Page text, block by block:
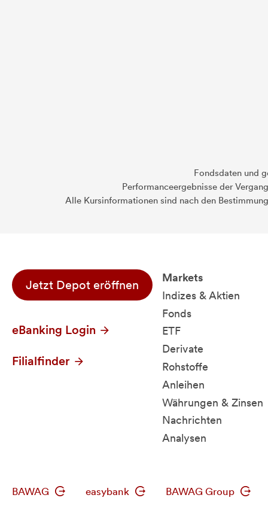
Fondsdaten und
Performanceergebnisse der
Alle Kursinformationen sind nach den
Jetzt Depot eröffnen
eBanking Login
Filialfinder
Markets
Indizes & Aktien
Fonds
ETF
Derivate
Rohstoffe
Anleihen
Währungen & Zinsen
Nachrichten
Analysen
BAWAG easybank BAWAG Group